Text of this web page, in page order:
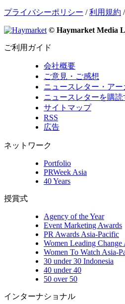
プライバシーポリシー /利用規約 /
© Haymarket Media
ご利用ガイド
会社概要
ご意見・ご感想
ニュースレター・アー
ニュースレターを購読
サイトマップ
RSS
広告
ネットワーク
Portfolio
PRWeek Asia
40 Years
授賞式
Agency of the Year
Event Marketing Awards
PR Awards Asia-Pacific
Women Leading Change
Women To Watch Asia-
30 under 30 Indonesia
40 under 40
50 over 50
インターナショナル